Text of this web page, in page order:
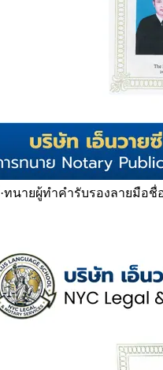
·ทนายผู้ทำคำรับรองลายมือชื่